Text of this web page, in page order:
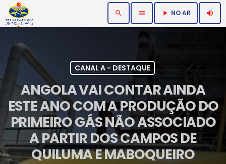
search menu play_arrow NO AR volume_up
CANAL A - DESTAQUE
ANGOLA VAI CONTAR AINDA
ESTE ANO COM A PRODUÇÃO DO
PRIMEIRO GÁS NÃO ASSOCIADO
A PARTIR DOS CAMPOS DE
QUILUMA E MABOQUEIRO